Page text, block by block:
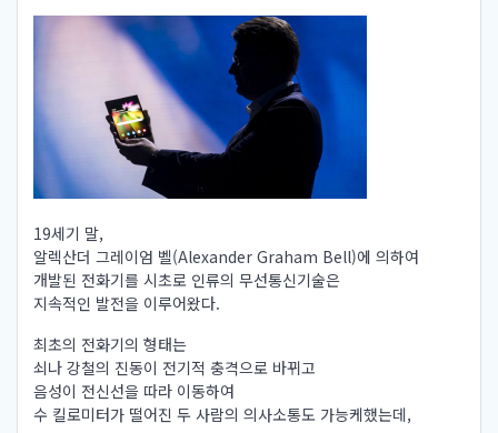
19세기 말,
알렉산더 그레이엄 벨(Alexander Graham Bell)에 의하여
개발된 전화기를 시초로 인류의 무선통신기술은
지속적인 발전을 이루어왔다.
최초의 전화기의 형태는
쇠나 강철의 진동이 전기적 충격으로 바뀌고
음성이 전신선을 따라 이동하여
수 킬로미터가 떨어진 두 사람의 의사소통도 가능케했는데,